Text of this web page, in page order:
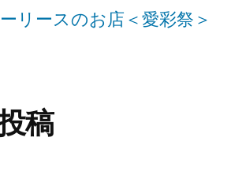
リースのお店＜愛彩祭＞
稿